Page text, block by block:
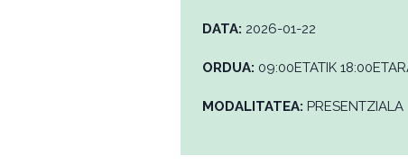
DATA: 2026-01-22
ORDUA: 09:00ETATIK
MODALITATEA: PRESENTZIALA